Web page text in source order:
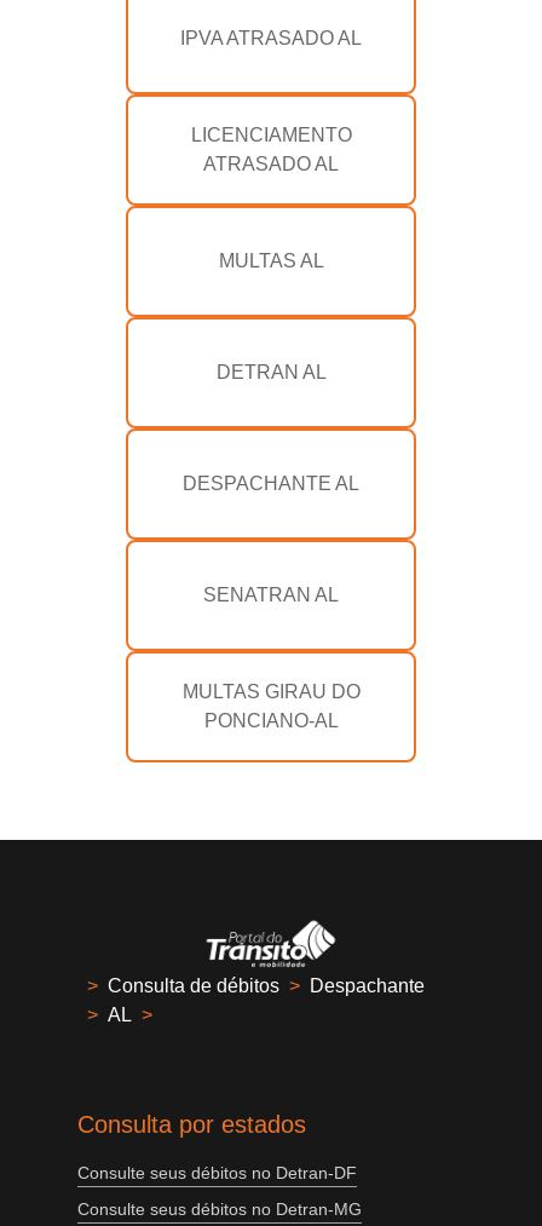
IPVA ATRASADO AL
LICENCIAMENTO
ATRASADO AL
MULTAS AL
DETRAN AL
DESPACHANTE AL
SENATRAN AL
MULTAS GIRAU DO
PONCIANO-AL
> Consulta de débitos > Despachante
> AL >
Consulta por estados
Consulte seus débitos no Detran-DF
Consulte seus débitos no Detran-MG